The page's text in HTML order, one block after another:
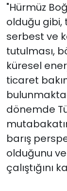
"Hürmüz
olduğu gibi,
serbest ve
tutulması,
küresel
ticaret
dönemde
barış
olduğunu
çalıştığını